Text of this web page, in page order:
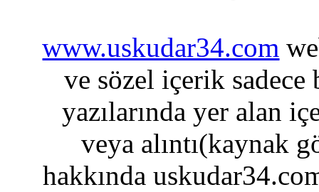
www.uskudar34.com
ve sözel içerik sadece
yazılarında yer alan
veya alıntı(kaynak
hakkında